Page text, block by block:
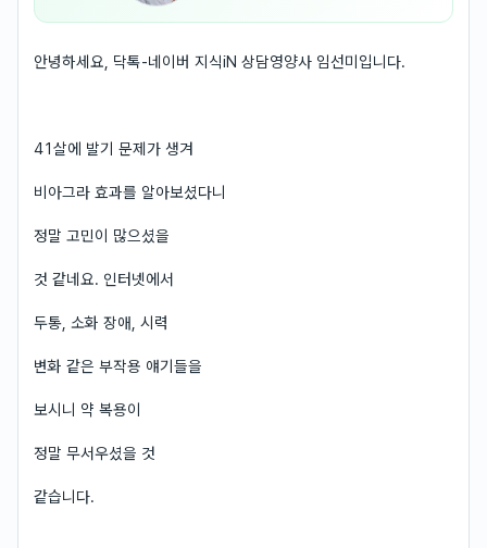
안녕하세요, 닥톡-네이버 지식iN 상담영양사 임선미입니다.
41살에 발기 문제가 생겨
비아그라 효과를 알아보셨다니
정말 고민이 많으셨을
것 같네요. 인터넷에서
두통, 소화 장애, 시력
변화 같은 부작용 얘기들을
보시니 약 복용이
정말 무서우셨을 것
같습니다.